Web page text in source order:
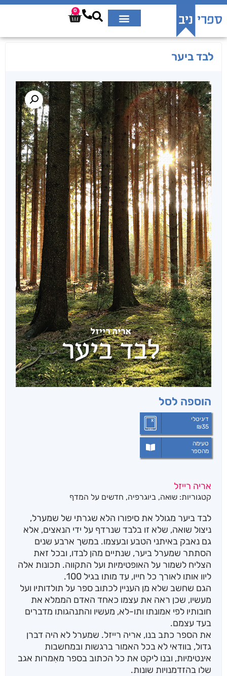
0
לבד ביער
הוספה לסל
דיגיטלי
₪35
טעימה
מהספר
אריה רייזל
קטגוריות: שואה, ביוגרפיה, חדשים על המדף
לבד ביער מגולל את סיפורו הלא שגרתי של שמערל,
ניצול שואה, שלא זו בלבד שנרדף על ידי הנאצים, אלא
גם נאבק באיתני הטבע ובעצמו. במשך ארבע שנים
הסתתר שמערל ביער, שנתיים מהן לבדו, ובכל זאת
הצליח לשמור על האופטימיות ועל התקווה. תכונות אלה
ליוו אותו לאורך כל חייו, עד מותו בגיל 100.
הגם שחשב שלא מן העניין לכתוב ספר על תולדותיו ועל
מעשיו, שכן ראה את עצמו כאחד האדם הממלא את
חובותיו לפי אמונתו ותו-לא, מעשיו והתנהגותו מדברים
בעד עצמם.
את הספר כתב בנו, אריה רייזל. שמערל לא היה דברן
גדול, בוודאי לא בכל האמור ברגשות ובמחשבות
אינטימיות, ובנו ליקט את כל הכתוב בספר מאִמרות אגב
שלו בהזדמנויות שונות.